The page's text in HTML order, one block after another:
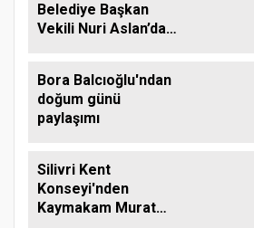
Belediye Başkan
Vekili Nuri Aslan’dan
Bora Balcıoğlu'ndan
doğum günü
paylaşımı
Silivri Kent
Konseyi'nden
Kaymakam Murat